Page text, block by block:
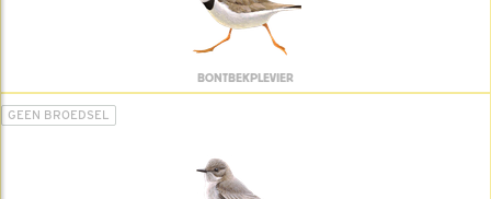
BONTBEKPLEVIER
GEEN BROEDSEL